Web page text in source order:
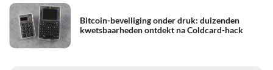
Bitcoin-beveiliging onder druk: duizenden
kwetsbaarheden ontdekt na Coldcard-hack